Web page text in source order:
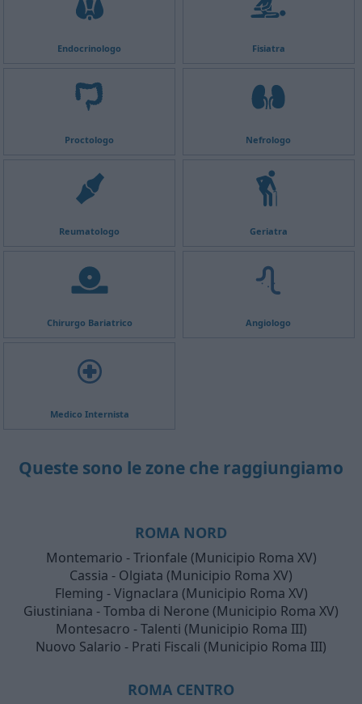
Endocrinologo Fisiatra
Proctologo Nefrologo
Reumatologo Geriatra
Chirurgo Bariatrico Angiologo
Medico Internista
Queste sono le zone che raggiungiamo
ROMA NORD
Montemario - Trionfale (Municipio Roma XV)
Cassia - Olgiata (Municipio Roma XV)
Fleming - Vignaclara (Municipio Roma XV)
Giustiniana - Tomba di Nerone (Municipio Roma XV)
Montesacro - Talenti (Municipio Roma III)
Nuovo Salario - Prati Fiscali (Municipio Roma III)
ROMA CENTRO